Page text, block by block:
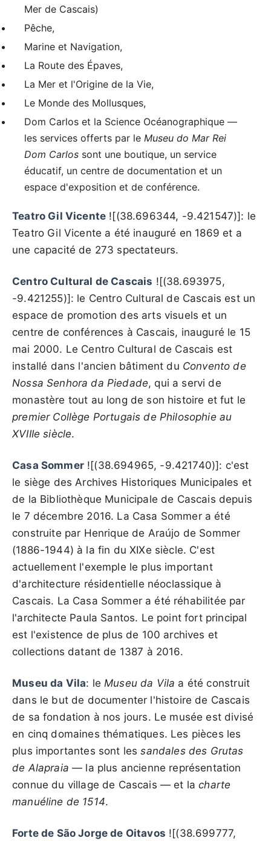
Mer de Cascais)
Pêche,
Marine et Navigation,
La Route des Épaves,
La Mer et l'Origine de la Vie,
Le Monde des Mollusques,
Dom Carlos et la Science Océanographique —
les services offerts par le Museu do Mar Rei
Dom Carlos sont une boutique, un service
éducatif, un centre de documentation et un
espace d'exposition et de conférence.
Teatro Gil Vicente ![(38.696344, -9.421547)]: le
Teatro Gil Vicente a été inauguré en 1869 et a
une capacité de 273 spectateurs.
Centro Cultural de Cascais ![(38.693975,
-9.421255)]: le Centro Cultural de Cascais est un
espace de promotion des arts visuels et un
centre de conférences à Cascais, inauguré le 15
mai 2000. Le Centro Cultural de Cascais est
installé dans l'ancien bâtiment du Convento de
Nossa Senhora da Piedade, qui a servi de
monastère tout au long de son histoire et fut le
premier Collège Portugais de Philosophie au
XVIIIe siècle.
Casa Sommer![(38.694965, -9.421740)]: c'est
le siège des Archives Historiques Municipales et
de la Bibliothèque Municipale de Cascais depuis
le 7 décembre 2016. La Casa Sommer a été
construite par Henrique de Araújo de Sommer
(1886-1944) à la fin du XIXe siècle. C'est
actuellement l'exemple le plus important
d'architecture résidentielle néoclassique à
Cascais. La Casa Sommer a été réhabilitée par
l'architecte Paula Santos. Le point fort principal
est l'existence de plus de 100 archives et
collections datant de 1387 à 2016.
Museu da Vila: leMuseu da Vila a été construit
dans le but de documenter l'histoire de Cascais
de sa fondation à nos jours. Le musée est divisé
en cinq domaines thématiques. Les pièces les
plus importantes sont lessandales des Grutas
de Alapraia — la plus ancienne représentation
connue du village de Cascais — et lacharte
manuéline de 1514.
Forte de São Jorge de Oitavos ![(38.699777,